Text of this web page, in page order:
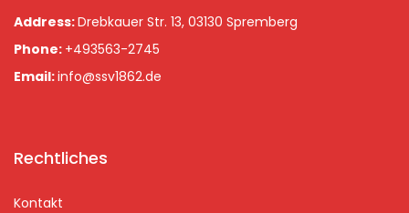
Address:Drebkauer Str. 13, 03130 Spremberg
Phone: +493563-2745
Email:info@ssv1862.de
Rechtliches
Kontakt